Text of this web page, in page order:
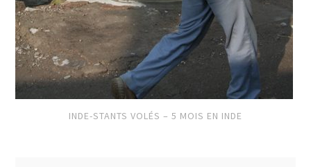
INDE-STANTS VOLÉS – 5 MOIS EN INDE